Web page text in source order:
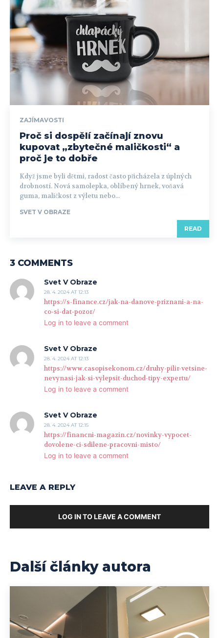
ZAJÍMAVOSTI
Proč si dospělí začínají znovu
kupovat „zbytečné maličkosti“ a
proč je to dobře
Když jsme byli dětmi, radost často přicházela z úplných
drobností. Nová samolepka, oblíbený hrnek, voňavá
guma, maličkost z výletu nebo...
SVET V OBRAZE
READ
3 COMMENTS
Svet V Obraze
28. 4. 2024 AT 12:13
https://s-finance.cz/jak-na-danove-priznani-a-na-
co-si-dat-pozor/
Log in to leave a comment
Svet V Obraze
28. 4. 2024 AT 12:13
https://www.casopisekonom.cz/druhy-pilir-vetsine-
nevynasi-jak-si-vylepsit-duchod-tipy-expertu/
Log in to leave a comment
Svet V Obraze
28. 4. 2024 AT 12:15
https://financni-magazin.cz/novinky-vypocet-
dovolene-ci-sdilene-pracovni-misto/
Log in to leave a comment
LEAVE A REPLY
LOG IN TO LEAVE A COMMENT
Další články autora